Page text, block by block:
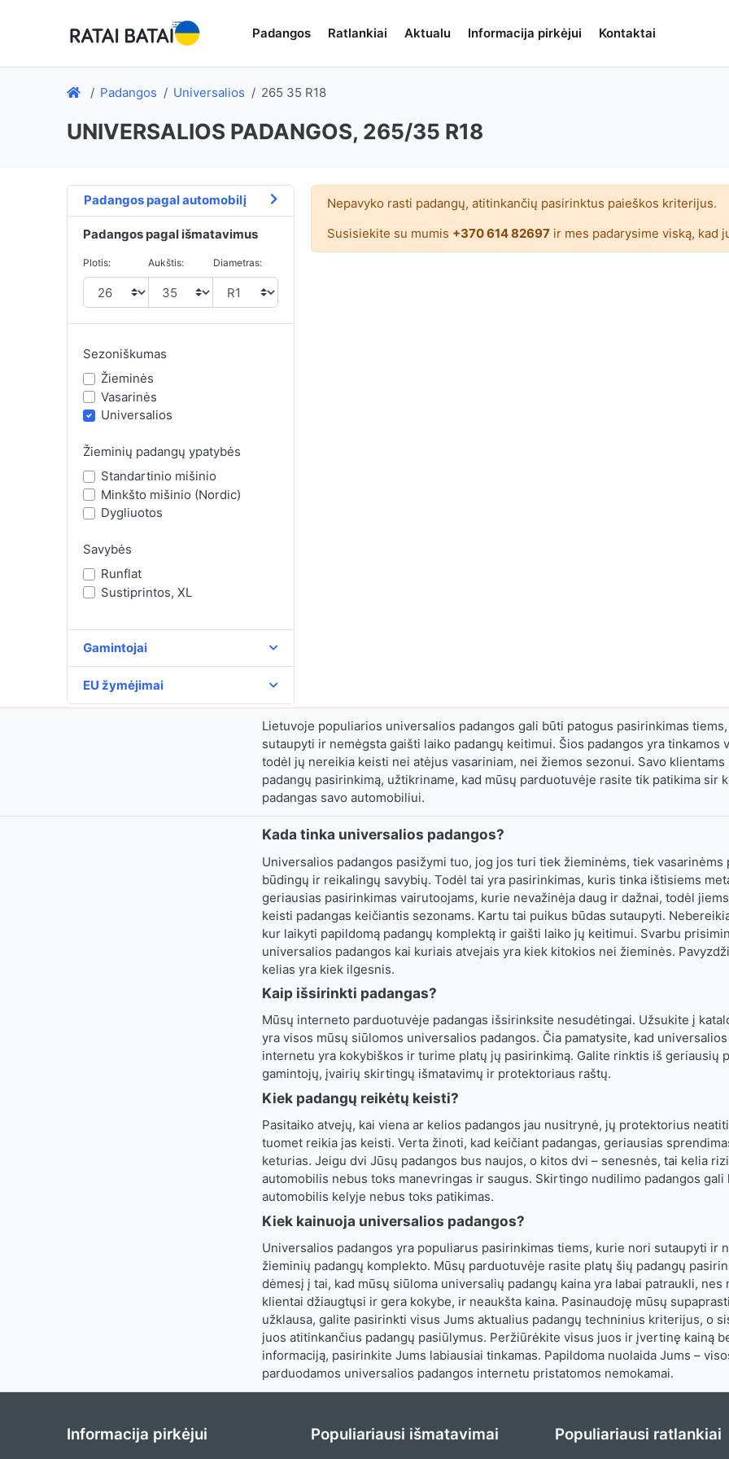
Padangos Ratlankiai Aktualu Informacija pirkėjui Kontaktai
Padangos Universalios 265 35 R18
UNIVERSALIOS PADANGOS, 265/35 R18
Padangos pagal automobilį
Padangos pagal išmatavimus
Plotis: Aukštis: Diametras:
Sezoniškumas
Žieminės
Vasarinės
Universalios
Žieminių padangų ypatybės
Standartinio mišinio
Minkšto mišinio (Nordic)
Dygliuotos
Savybės
Runflat
Sustiprintos, XL
Gamintojai
EU žymėjimai
Nepavyko rasti padangų, atitinkančių pasirinktus paieškos kriterijus.
Susisiekite su mumis +370 614 82697ir mes padarysime viską, kad
Lietuvoje populiarios universalios padangos gali būti patogus pasirinkimas
sutaupyti ir nemėgsta gaišti laiko padangų keitimui. Šios padangos yra tinkamos
todėl jų nereikia keisti nei atėjus vasariniam, nei žiemos sezonui. Savo
padangų pasirinkimą, užtikriname, kad mūsų parduotuvėje rasite tik patikima sir
padangas savo automobiliui.
Kada tinka universalios padangos?
Universalios padangos pasižymi tuo, jog jos turi tiek žieminėms, tiek vasarinėms
būdingų ir reikalingų savybių. Todėl tai yra pasirinkimas, kuris tinka ištisiems
geriausias pasirinkimas vairutoojams, kurie nevažinėja daug ir dažnai, todėl
keisti padangas keičiantis sezonams. Kartu tai puikus būdas sutaupyti.
kur laikyti papildomą padangų komplektą ir gaišti laiko jų keitimui. Svarbu
universalios padangos kai kuriais atvejais yra kiek kitokios nei žieminės.
kelias yra kiek ilgesnis.
Kaip išsirinkti padangas?
Mūsų interneto parduotuvėje padangas išsirinksite nesudėtingai. Užsukite į
yra visos mūsų siūlomos universalios padangos. Čia pamatysite, kad
internetu yra kokybiškos ir turime platų jų pasirinkimą. Galite rinktis iš geriausių
gamintojų, įvairių skirtingų išmatavimų ir protektoriaus raštų.
Kiek padangų reikėtų keisti?
Pasitaiko atvejų, kai viena ar kelios padangos jau nusitrynė, jų protektorius
tuomet reikia jas keisti. Verta žinoti, kad keičiant padangas, geriausias
keturias. Jeigu dvi Jūsų padangos bus naujos, o kitos dvi – senesnės, tai kelia
automobilis nebus toks manevringas ir saugus. Skirtingo nudilimo padangos gali
automobilis kelyje nebus toks patikimas.
Kiek kainuoja universalios padangos?
Universalios padangos yra populiarus pasirinkimas tiems, kurie nori sutaupyti ir
žieminių padangų komplekto. Mūsų parduotuvėje rasite platų šių padangų
dėmesį į tai, kad mūsų siūloma universalių padangų kaina yra labai patraukli, nes
klientai džiaugtųsi ir gera kokybe, ir neaukšta kaina. Pasinaudoję mūsų
užklausa, galite pasirinkti visus Jums aktualius padangų techninius kriterijus, o
juos atitinkančius padangų pasiūlymus. Peržiūrėkite visus juos ir įvertinę kainą
informaciją, pasirinkite Jums labiausiai tinkamas. Papildoma nuolaida Jums –
parduodamos universalios padangos internetu pristatomos nemokamai.
Informacija pirkėjui Populiariausi išmatavimai Populiariausi ratlankiai